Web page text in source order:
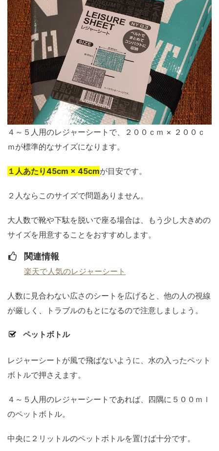
４～５人用のレジャーシートで、２００ｃｍ × ２００ｃ
ｍが標準的なサイズになります。
１人あたり45cm × 45cmが目安です。
２人ならこのサイズで問題ありません。
大人数で靴や下駄を脱いで座る場合は、もう少し大きめの
サイズを用意することをおすすめします。
関連情報
楽天で人気のレジャーシート
人数に見合わない広さのシートを広げると、他の人の視線
が厳しく、トラブルのもとになるので注意しましょう。
ペットボトル
レジャーシートが風で飛ばないように、水の入ったペット
ボトルで押さえます。
４～５人用のレジャーシートであれば、四隅に５００ｍｌ
のペットボトル。
中央に２リットルのペットボトルを置けば十分です。